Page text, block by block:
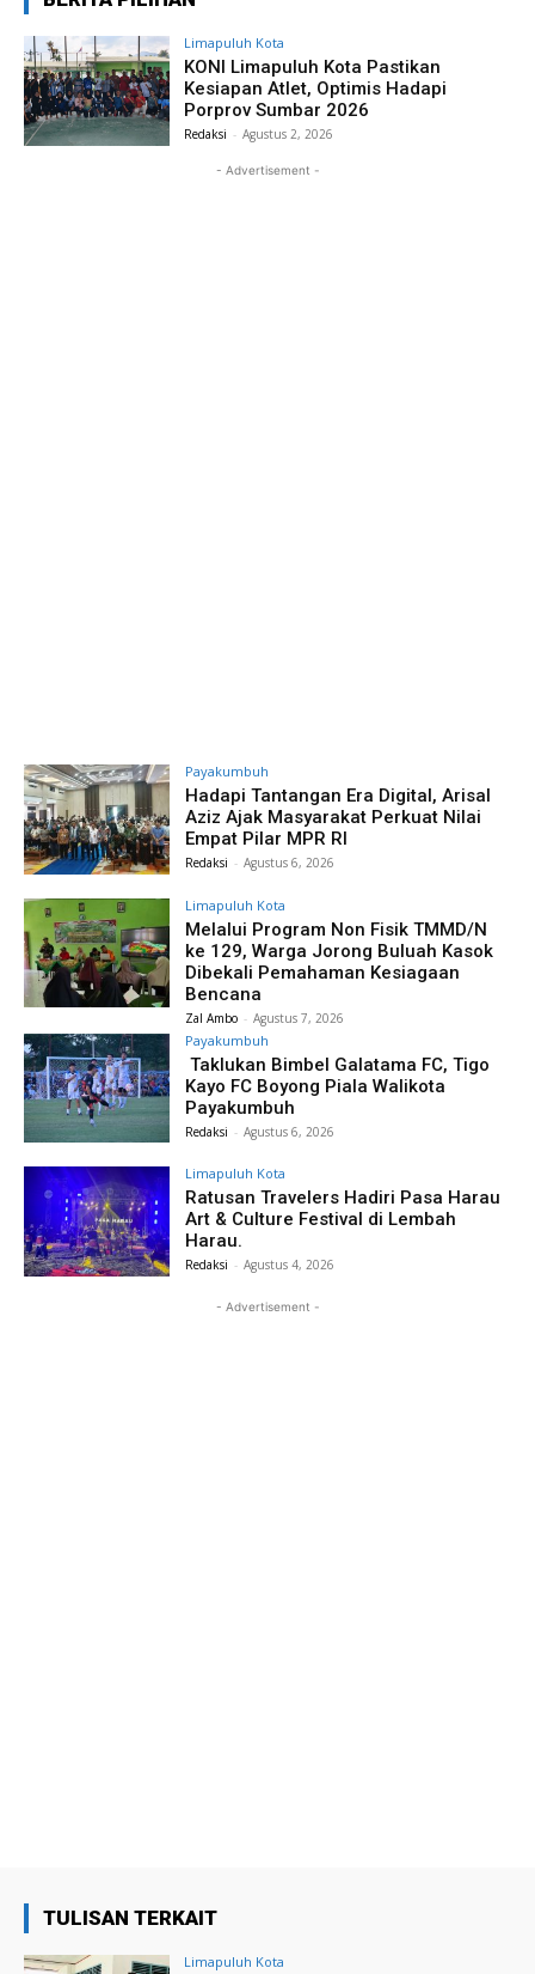
Limapuluh Kota
KONI Limapuluh Kota Pastikan
Kesiapan Atlet, Optimis Hadapi
Porprov Sumbar 2026
Redaksi - Agustus 2, 2026
- Advertisement -
Payakumbuh
Hadapi Tantangan Era Digital, Arisal
Aziz Ajak Masyarakat Perkuat Nilai
Empat Pilar MPR RI
Redaksi - Agustus 6, 2026
Limapuluh Kota
Melalui Program Non Fisik TMMD/N
ke 129, Warga Jorong Buluah Kasok
Dibekali Pemahaman Kesiagaan
Bencana
Zal Ambo - Agustus 7, 2026
Payakumbuh
Taklukan Bimbel Galatama FC, Tigo
Kayo FC Boyong Piala Walikota
Payakumbuh
Redaksi - Agustus 6, 2026
Limapuluh Kota
Ratusan Travelers Hadiri Pasa Harau
Art & Culture Festival di Lembah
Harau.
Redaksi - Agustus 4, 2026
- Advertisement -
TULISAN TERKAIT
Limapuluh Kota